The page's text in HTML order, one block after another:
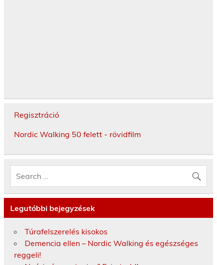
Regisztráció
Nordic Walking 50 felett - rövidfilm
Legutóbbi bejegyzések
Túrafelszerelés kisokos
Demencia ellen – Nordic Walking és egészséges
reggeli!